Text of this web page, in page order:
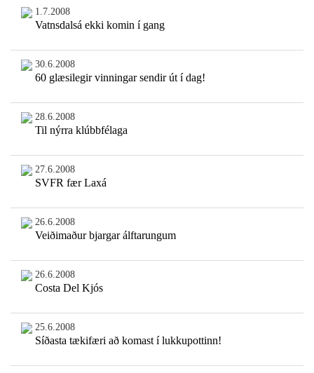
1.7.2008
Vatnsdalsá ekki komin í gang
30.6.2008
60 glæsilegir vinningar sendir út í dag!
28.6.2008
Til nýrra klúbbfélaga
27.6.2008
SVFR fær Laxá
26.6.2008
Veiðimaður bjargar álftarungum
26.6.2008
Costa Del Kjós
25.6.2008
Síðasta tækifæri að komast í lukkupottinn!